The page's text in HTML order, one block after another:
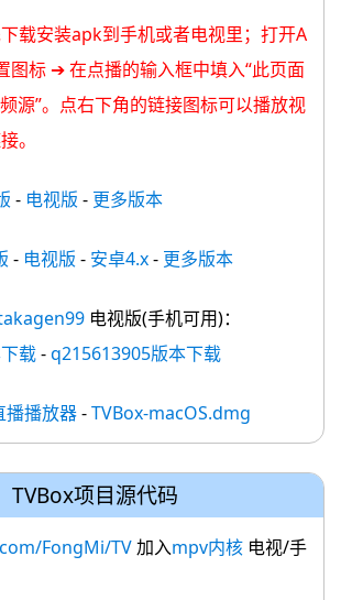
载安装apk到手机或者电视里；打开A
图标 ➔ 在点播的输入框中填入“此页面
源”。点右下角的链接图标可以播放视
。
- 电视版 - 更多版本
- 电视版 - 安卓4.x- 更多版本
电视版(手机可用)：
载-q215613905版本下载
播播放器-TVBox-macOS.dmg
TVBox项目源代码
FongMi/TV加入mpv内核 电视/手